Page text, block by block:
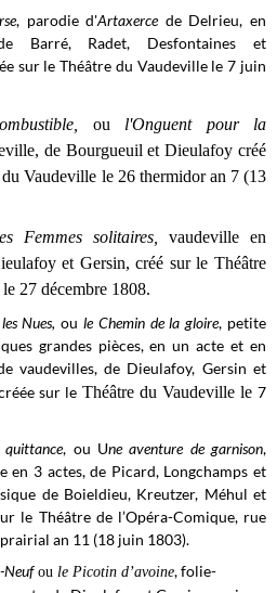
, parodie d'Artaxercede Delrieu, en
Barré, Radet, Desfontaines et
sur le Théâtre du Vaudeville le 7 juin
ou l'Onguent pour la
de Bourgueuil et Dieulafoy créé
Vaudeville le 26 thermidor an 7 (13
Femmes solitaires,
vaudeville en
et Gersin, créé sur le Théâtre
27 décembre 1808.
Nues,ou le Chemin de la gloire, petite
grandes pièces, en un acte et en
vaudevilles, de Dieulafoy, Gersin et
sur le Théâtre du Vaudeville le7
, ou Une aventure de garnison,
en 3 actes, de Picard, Longchamps et
de Boieldieu, Kreutzer, Méhul et
le Théâtre de l’Opéra-Comique, rue
an 11 (18 juin 1803).
Neuf ou le Picotin d’avoine, folie-